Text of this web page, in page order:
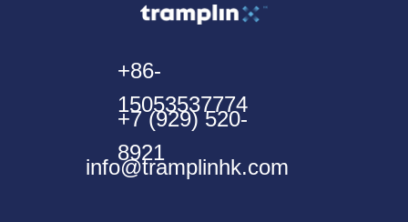
+86-
15053537774
+7 (929) 520-
8921
info@tramplinhk.com